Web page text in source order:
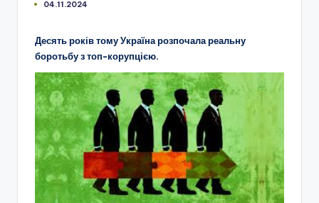
04.11.2024
Десять років тому Україна розпочала реальну
боротьбу з топ-корупцією.